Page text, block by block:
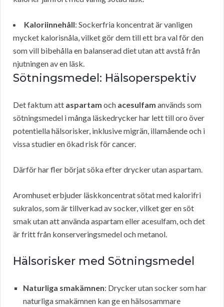
Kaloriinnehåll: Sockerfria koncentrat är vanligen
mycket kalorisnåla, vilket gör dem till ett bra val för den
som vill bibehålla en balanserad diet utan att avstå från
njutningen av en läsk.
Sötningsmedel: Hälsoperspektiv
Det faktum att aspartam och acesulfam används som
sötningsmedel i många läskedrycker har lett till oro över
potentiella hälsorisker, inklusive migrän, illamående och i
vissa studier en ökad risk för cancer.
Därför har fler börjat söka efter drycker utan aspartam.
Aromhuset erbjuder läskkoncentrat sötat med kalorifri
sukralos, som är tillverkad av socker, vilket ger en söt
smak utan att använda aspartam eller acesulfam, och det
är fritt från konserveringsmedel och metanol.
Hälsorisker med Sötningsmedel
Naturliga smakämnen: Drycker utan socker som har
naturliga smakämnen kan ge en hälsosammare